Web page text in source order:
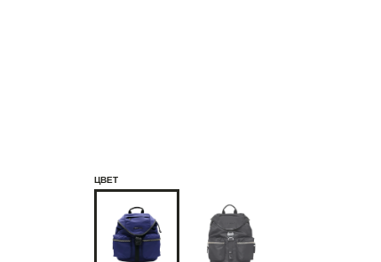
ЦВЕТ